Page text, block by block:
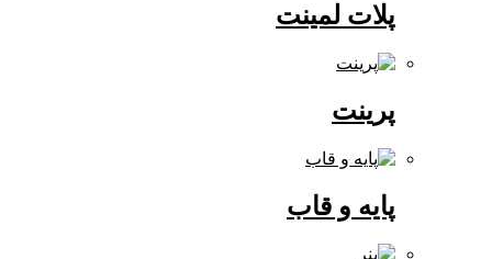
پلات لمینت
پایه و قاب